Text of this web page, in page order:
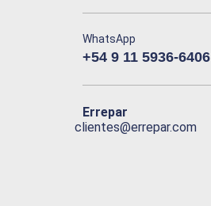
WhatsApp
+54 9 11 5936-6406
Errepar
clientes@errepar.com